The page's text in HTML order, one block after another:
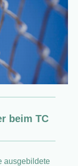
beim TC
ausgebildete